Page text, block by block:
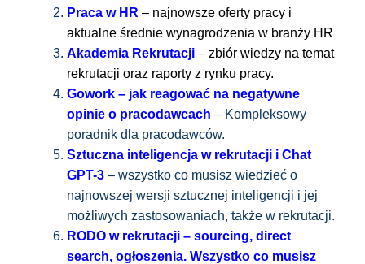
Praca w HR – najnowsze oferty pracy i
aktualne średnie wynagrodzenia w branży HR
Akademia Rekrutacji – zbiór wiedzy na temat
rekrutacji oraz raporty z rynku pracy.
Gowork – jak reagować na negatywne
opinie o pracodawcach – Kompleksowy
poradnik dla pracodawców.
Sztuczna inteligencja w rekrutacji i Chat
GPT-3 – wszystko co musisz wiedzieć o
najnowszej wersji sztucznej inteligencji i jej
możliwych zastosowaniach, także w rekrutacji.
RODO w rekrutacji – sourcing, direct
search, ogłoszenia. Wszystko co musisz